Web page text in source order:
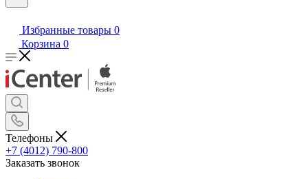
Избранные товары 0
Корзина 0
Телефоны
+7 (4012) 790-800
Заказать звонок